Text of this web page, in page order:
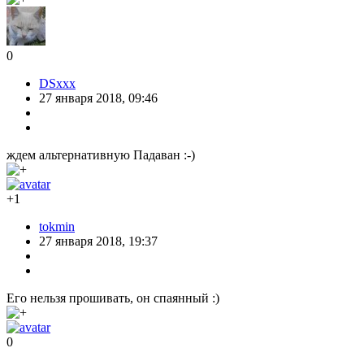
0
DSxxx
27 января 2018, 09:46
ждем альтернативную Падаван :-)
+1
tokmin
27 января 2018, 19:37
Его нельзя прошивать, он спаянный :)
0